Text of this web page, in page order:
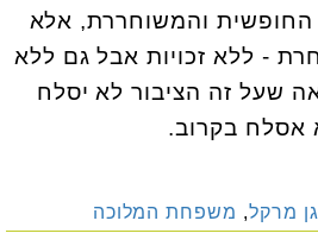
והמשוחררת, אלא
- ללא זכויות אבל גם ללא
שעל זה הציבור לא יסלח
אסלח בקרוב.
מרקל, משפחת המלוכה